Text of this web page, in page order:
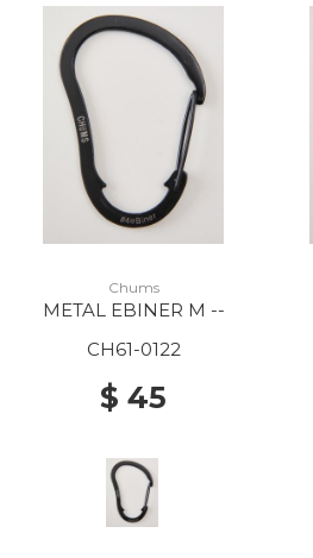
Chums
METAL EBINER M --
CH61-0122
$ 45